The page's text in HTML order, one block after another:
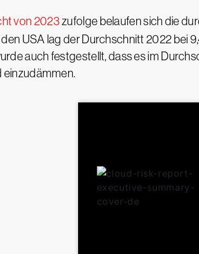
von 2023zufolge belaufen sich die
den USA lag der Durchschnitt 2022 bei
auch festgestellt, dass es im
einzudämmen.